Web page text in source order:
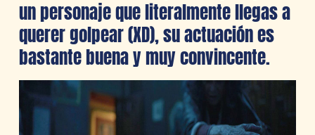
un personaje que literalmente llegas a
querer golpear (XD), su actuación es
bastante buena y muy convincente.